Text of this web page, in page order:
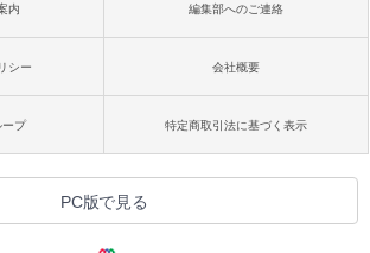
内 編集部へのご連絡
シー 会社概要
ープ 特定商取引法に基づく表示
PC版で見る